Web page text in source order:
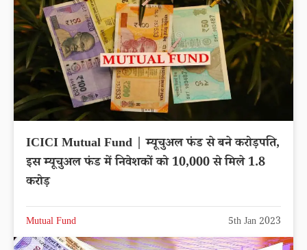
ICICI Mutual Fund | म्यूचुअल फंड से बने करोड़पति,
इस म्यूचुअल फंड में निवेशकों को 10,000 से मिले 1.8
करोड़
Mutual Fund 5th Jan 2023